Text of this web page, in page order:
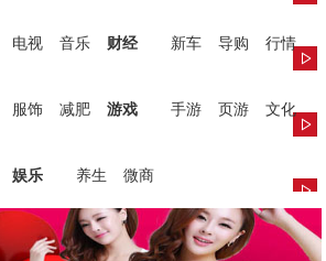
电视 音乐 财经 新车 导购
行情
服饰 减肥 游戏 手游 页游
文化
娱乐 养生 微商